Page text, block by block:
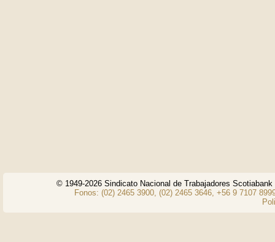
© 1949-2026 Sindicato Nacional de Trabajadores
Fonos: (02) 2465 3900, (02) 2465 3646, +56 9 7107